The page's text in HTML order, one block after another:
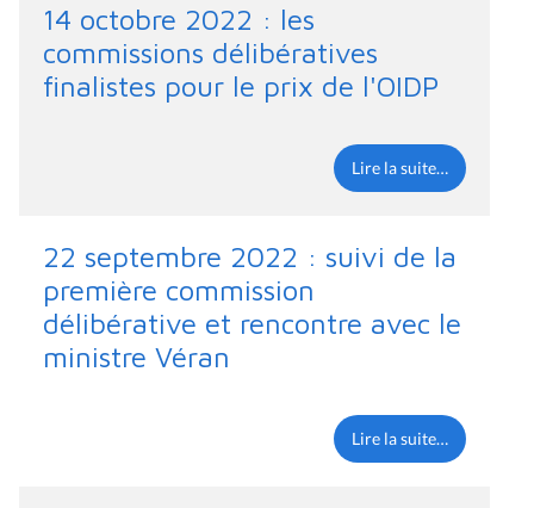
14 octobre 2022 : les
commissions délibératives
finalistes pour le prix de l'OIDP
Lire la suite…
22 septembre 2022 : suivi de la
première commission
délibérative et rencontre avec le
ministre Véran
Lire la suite…